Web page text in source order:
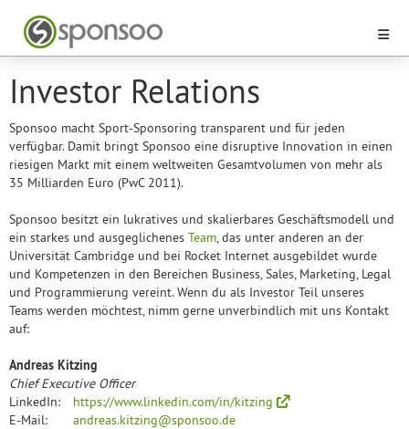
Investor Relations
Sponsoo macht Sport-Sponsoring transparent und für jeden
verfügbar. Damit bringt Sponsoo eine disruptive Innovation in einen
riesigen Markt mit einem weltweiten Gesamtvolumen von mehr als
35 Milliarden Euro (PwC 2011).
Sponsoo besitzt ein lukratives und skalierbares Geschäftsmodell und
ein starkes und ausgeglichenes Team, das unter anderen an der
Universität Cambridge und bei Rocket Internet ausgebildet wurde
und Kompetenzen in den Bereichen Business, Sales, Marketing, Legal
und Programmierung vereint. Wenn du als Investor Teil unseres
Teams werden möchtest, nimm gerne unverbindlich mit uns Kontakt
auf:
Andreas Kitzing
Chief Executive Officer
LinkedIn:
https://www.linkedin.com/in/kitzing
E-Mail:
andreas.kitzing@sponsoo.de